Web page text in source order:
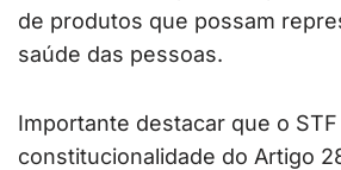
de produtos que possam
saúde das pessoas.
Importante destacar que o STF
constitucionalidade do Artigo